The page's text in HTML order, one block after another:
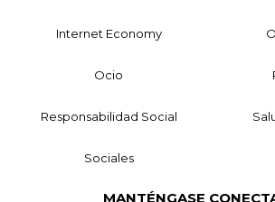
Internet Economy
Ocio
Responsabilidad Social
Sociales
MANTÉNGASE